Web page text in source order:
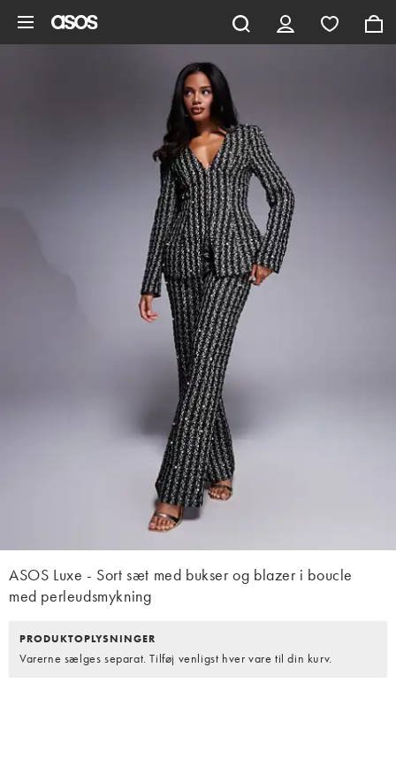
ASOS Luxe - Sort sæt med bukser og blazer i boucle
med perleudsmykning
PRODUKTOPLYSNINGER
Varerne sælges separat. Tilføj venligst hver vare til din kurv.